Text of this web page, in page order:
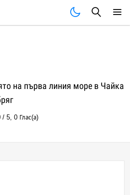
на първа линия море в Чайка
/5,0 Глас(а)